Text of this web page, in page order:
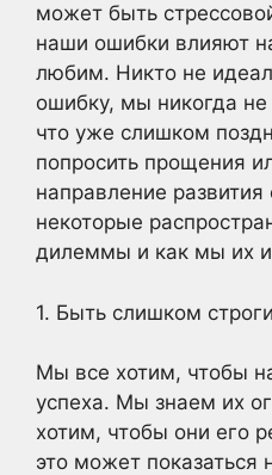
может быть
наши ошибки влияют
любим. Никто не
ошибку, мы никогда
что уже слишком
попросить прощения
направление
некоторые
дилеммы и как мы их
1. Быть слишком
Мы все хотим, чтобы
успеха. Мы знаем их
хотим, чтобы они его
это может показаться